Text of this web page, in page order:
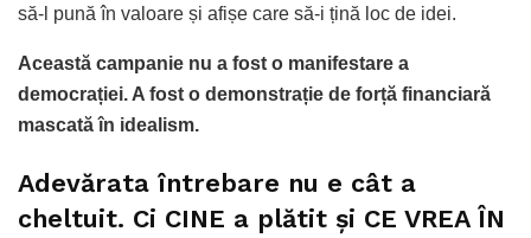
să-l pună în valoare și afișe care să-i țină loc de idei.
Această campanie nu a fost o manifestare a
democrației. A fost o demonstrație de forță financiară
mascată în idealism.
Adevărata întrebare nu e cât a
cheltuit. Ci CINE a plătit și CE VREA ÎN